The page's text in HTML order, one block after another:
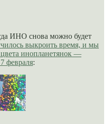
ИНО снова можно будет
выкроить время, и мы
инопланетянок —
февраля: